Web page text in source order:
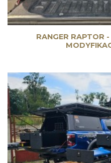
RANGER RAPTOR